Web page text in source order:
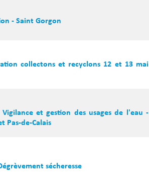
- Saint Gorgon
collectons et recyclons 12 et 13 mai
et gestion des usages de l'eau -
Pas-de-Calais
sécheresse